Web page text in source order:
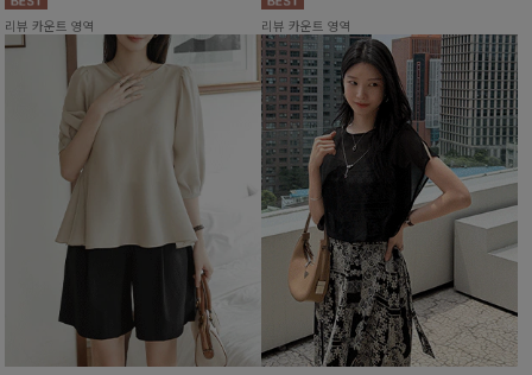
리뷰 카운트 영역 리뷰 카운트 영역